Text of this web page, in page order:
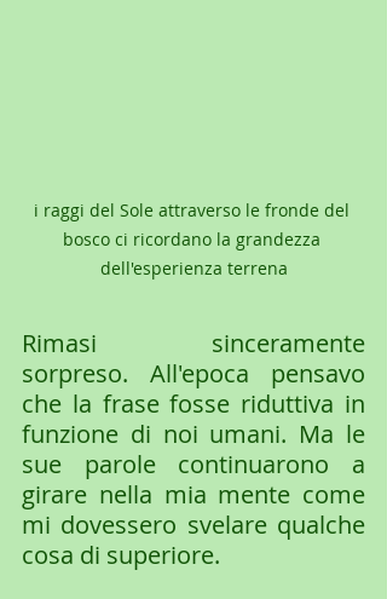
i raggi del Sole attraverso le fronde del
bosco ci ricordano la grandezza
dell'esperienza terrena
Rimasi sinceramente
sorpreso. All'epoca pensavo
che la frase fosse riduttiva in
funzione di noi umani. Ma le
sue parole continuarono a
girare nella mia mente come
mi dovessero svelare qualche
cosa di superiore.